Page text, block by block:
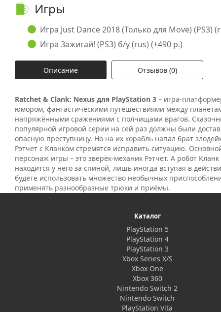
Игры
Игра Just Dance 2018 (Только для Move) (PS3)
Игра Зажигай! (PS3) б/у (rus) (+490 р.)
Описание Отзывов (0)
Ratchet & Clank: Nexus для PlayStation 3 – игра-
юмором, фантастическими путешествиями между
напряжёнными сражениями с полчищами врагов.
популярной игровой серии на сей раз должны были
опасную преступницу. Но на их корабль напал брат
Рэтчет с Кланком стремятся исправить ситуацию.
персонаж игры – это зверёк-механик Рэтчет. А робот Кланк
находится у него за спиной, лишь иногда вступая в
будете использовать множество необычных
применять разнообразные трюки и приёмы.
Каталог
PlayStation 5
PlayStation 4
PlayStation 3
Xbox Series X/S
Xbox One
Xbox 360
Nintendo Switch 2
Nintendo Switch
PlayStation Vita